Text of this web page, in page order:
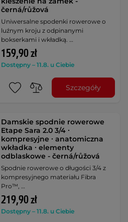
černá/růžová
Uniwersalne spodenki rowerowe o
luźnym kroju z odpinanymi
bokserkami i wkładką. …
159,90 zł
Dostępny – 11.8. u Ciebie
Szczegóły
Damskie spodnie rowerowe
Etape Sara 2.0 3/4 ∙
kompresyjne ∙ anatomiczna
wkładka ∙ elementy
odblaskowe - černá/růžová
Spodnie rowerowe o długości 3/4 z
kompresyjnego materiału Fibra
Pro™, …
219,90 zł
Dostępny – 11.8. u Ciebie